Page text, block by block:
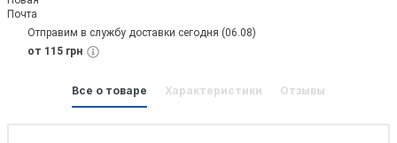
Отправим в службу доставки сегодня (06.08)
от 115 грн
Все о товаре Характеристики Отзывы